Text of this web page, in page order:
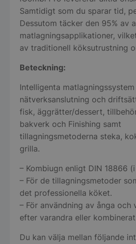
Samtidigt som du sparar tid,
Dessutom täcker den 95% av
matlagningsapplikationer,
av traditionell köksutrustning
Beteckning:
Intelligenta
nätverksanslutning och
fisk, äggrätter/dessert,
bakverk och Finishing samt
tillagningsmetoderna steka,
grilla.
– Kombiugn enligt DIN 18866
– För de tillagningsmetoder
det professionella köket.
– För användning av ånga och
efter varandra eller
Du kan välja mellan följande